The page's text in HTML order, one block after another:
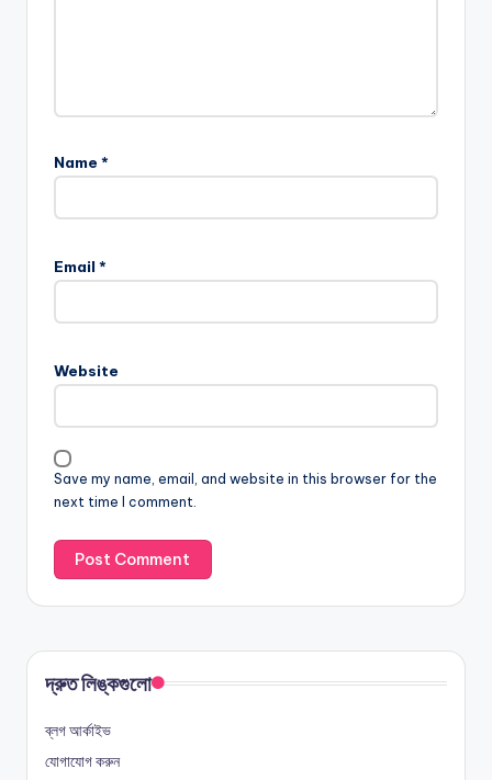
Name *
Email *
Website
Save my name, email, and website in this browser for the
next time I comment.
দ্রুত লিঙ্কগুলো
ব্লগ আর্কাইভ
যোগাযোগ করুন